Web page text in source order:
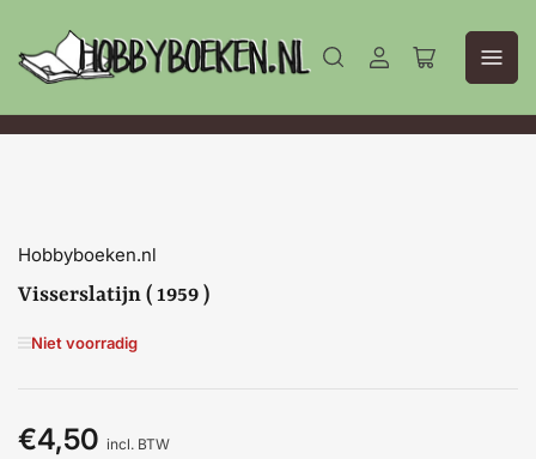
Aanmelden
Mini-
winkelwagen
openen
Hobbyboeken.nl
Visserslatijn ( 1959 )
Niet voorradig
Normale
€4,50 incl. BTW